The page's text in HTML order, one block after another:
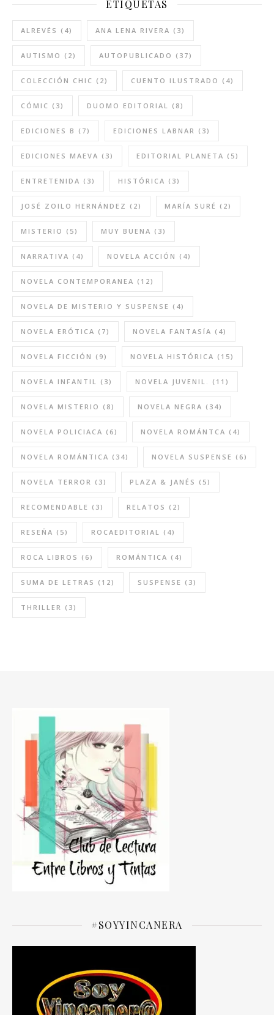
ETIQUETAS
ALREVÉS (4) ANA LENA RIVERA (3)
AUTISMO (2) AUTOPUBLICADO (37)
COLECCIÓN CHIC (2) CUENTO ILUSTRADO (4)
CÓMIC (3) DUOMO EDITORIAL (8)
EDICIONES B (7) EDICIONES LABNAR (3)
EDICIONES MAEVA (3) EDITORIAL PLANETA (5)
ENTRETENIDA (3) HISTÓRICA (3)
JOSÉ ZOILO HERNÁNDEZ (2) MARÍA SURÉ (2)
MISTERIO (5) MUY BUENA (3)
NARRATIVA (4) NOVELA ACCIÓN (4)
NOVELA CONTEMPORANEA (12)
NOVELA DE MISTERIO Y SUSPENSE (4)
NOVELA ERÓTICA (7) NOVELA FANTASÍA (4)
NOVELA FICCIÓN (9) NOVELA HISTÓRICA (15)
NOVELA INFANTIL (3) NOVELA JUVENIL. (11)
NOVELA MISTERIO (8) NOVELA NEGRA (34)
NOVELA POLICIACA (6) NOVELA ROMÁNTCA (4)
NOVELA ROMÁNTICA (34) NOVELA SUSPENSE (6)
NOVELA TERROR (3) PLAZA & JANÉS (5)
RECOMENDABLE (3) RELATOS (2)
RESEÑA (5) ROCAEDITORIAL (4)
ROCA LIBROS (6) ROMÁNTICA (4)
SUMA DE LETRAS (12) SUSPENSE (3)
THRILLER (3)
#SOYYINCANERA